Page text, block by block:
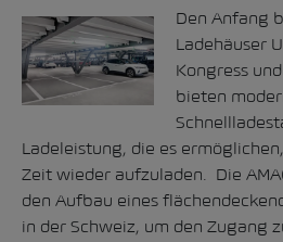
Den Anfang
Ladehäuser
Kongress
bieten
Ladeleistung, die es
Zeit wieder aufzuladen. Die
den Aufbau eines
in der Schweiz, um den Zugang